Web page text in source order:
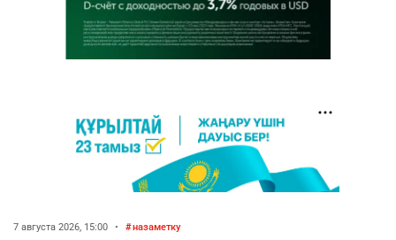
7 августа 2026, 15:00 • назаметку